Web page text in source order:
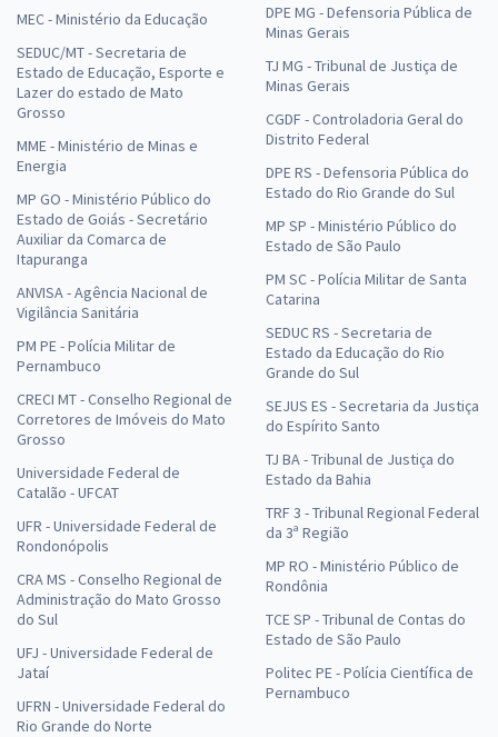
MEC - Ministério da Educação
SEDUC/MT - Secretaria de
Estado de Educação, Esporte e
Lazer do estado de Mato
Grosso
MME - Ministério de Minas e
Energia
MP GO - Ministério Público do
Estado de Goiás - Secretário
Auxiliar da Comarca de
Itapuranga
ANVISA - Agência Nacional de
Vigilância Sanitária
PM PE - Polícia Militar de
Pernambuco
CRECI MT - Conselho Regional de
Corretores de Imóveis do Mato
Grosso
Universidade Federal de
Catalão - UFCAT
UFR - Universidade Federal de
Rondonópolis
CRA MS - Conselho Regional de
Administração do Mato Grosso
do Sul
UFJ - Universidade Federal de
Jataí
UFRN - Universidade Federal do
Rio Grande do Norte
DPE MG - Defensoria Pública de
Minas Gerais
TJ MG - Tribunal de Justiça de
Minas Gerais
CGDF - Controladoria Geral do
Distrito Federal
DPE RS - Defensoria Pública do
Estado do Rio Grande do Sul
MP SP - Ministério Público do
Estado de São Paulo
PM SC - Polícia Militar de Santa
Catarina
SEDUC RS - Secretaria de
Estado da Educação do Rio
Grande do Sul
SEJUS ES - Secretaria da Justiça
do Espírito Santo
TJ BA - Tribunal de Justiça do
Estado da Bahia
TRF 3 - Tribunal Regional Federal
da 3ª Região
MP RO - Ministério Público de
Rondônia
TCE SP - Tribunal de Contas do
Estado de São Paulo
Politec PE - Polícia Científica de
Pernambuco